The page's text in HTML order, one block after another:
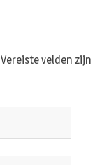
Vereiste velden zijn